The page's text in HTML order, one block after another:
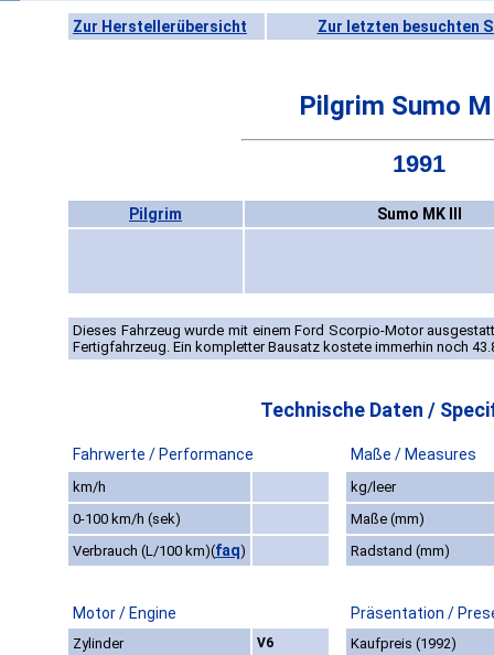
Zur Herstellerübersicht Zur letzten besuchten
Pilgrim Sumo
1991
Pilgrim Sumo MK III
Dieses Fahrzeug wurde mit einem Ford Scorpio-Motor
Fertigfahrzeug. Ein kompletter Bausatz kostete immerhin noch
Technische Daten /
Fahrwerte / Performance Maße / Measures
km/h
kg/leer
0-100 km/h (sek)
Maße (mm)
Verbrauch (L/100 km)(faq) Radstand (mm)
Motor / Engine Präsentation /
Zylinder V6
Kaufpreis (1992)